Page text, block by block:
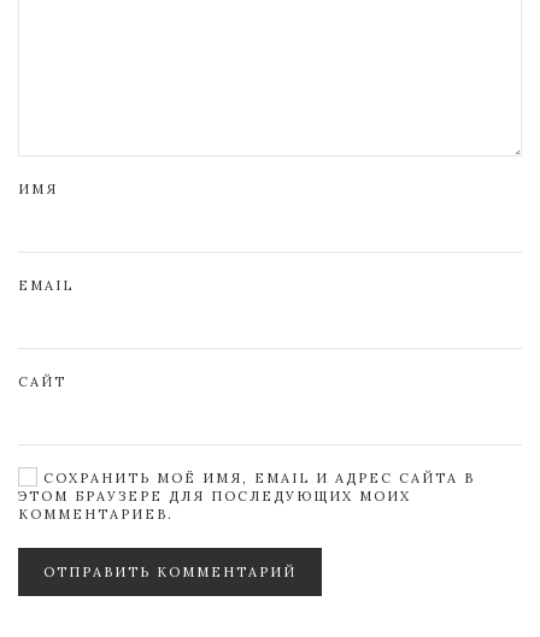
ИМЯ
EMAIL
САЙТ
СОХРАНИТЬ МОЁ ИМЯ, EMAIL И АДРЕС САЙТА В
ЭТОМ БРАУЗЕРЕ ДЛЯ ПОСЛЕДУЮЩИХ МОИХ
КОММЕНТАРИЕВ.
ОТПРАВИТЬ КОММЕНТАРИЙ